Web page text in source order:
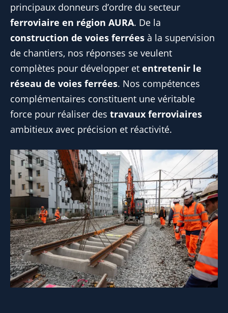
principaux donneurs d’ordre du secteur
ferroviaire en région AURA. De la
construction de voies ferrées à la supervision
de chantiers, nos réponses se veulent
complètes pour développer et entretenir le
réseau de voies ferrées. Nos compétences
complémentaires constituent une véritable
force pour réaliser des travaux ferroviaires
ambitieux avec précision et réactivité.